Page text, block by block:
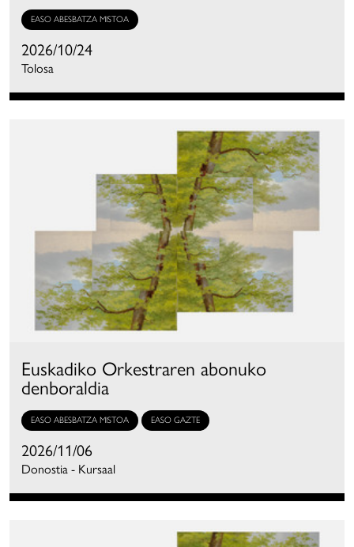
EASO ABESBATZA MISTOA
2026/10/24
Tolosa
Euskadiko Orkestraren abonuko
denboraldia
EASO ABESBATZA MISTOA EASO GAZTE
2026/11/06
Donostia - Kursaal